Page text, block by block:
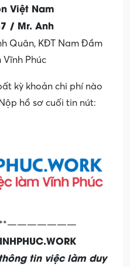
Việt Nam
/ Mr. Anh
Quân, KĐT Nam Đầm
Vĩnh Phúc
kỳ khoản chi phí nào
hồ sơ cuối tin nút:
tin việc làm duy